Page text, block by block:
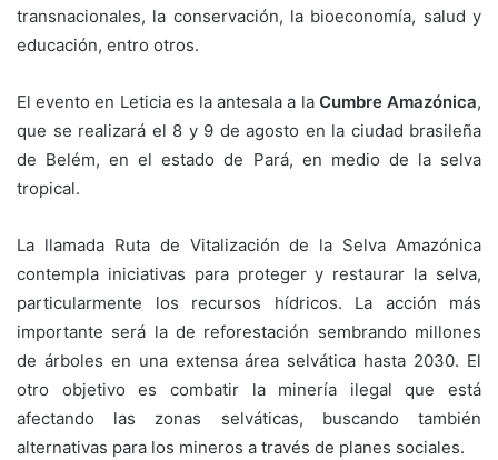
transnacionales, la conservación, la bioeconomía, salud y
educación, entro otros.
El evento en Leticia es la antesala a la Cumbre Amazónica,
que se realizará el 8 y 9 de agosto en la ciudad brasileña
de Belém, en el estado de Pará, en medio de la selva
tropical.
La llamada Ruta de Vitalización de la Selva Amazónica
contempla iniciativas para proteger y restaurar la selva,
particularmente los recursos hídricos. La acción más
importante será la de reforestación sembrando millones
de árboles en una extensa área selvática hasta 2030. El
otro objetivo es combatir la minería ilegal que está
afectando las zonas selváticas, buscando también
alternativas para los mineros a través de planes sociales.